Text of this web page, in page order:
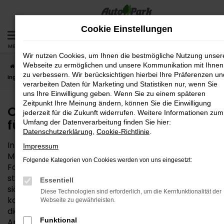
Zum
springen
MENÜ
Startseite Ingolstadt Opel
Opel Crossland – die gute Wahl für
Ingolstadt
Opel Crossland – die gute Wahl
für Ingolstadt
Interesse an einem Opel Crossland? Für Ihre
Mobilität in Ingolstadt und Umgebung ist dieses
Fahrzeug ganz sicher eine gute Wahl. Die Qualität
steht beim Hersteller Opel außer Frage und zeigt
sich in vollem Umfang auch im Crossland. Hinzu
kommt ein fairer Preis und die Vielseitigkeit, die
dieses Modell so passend für nahezu alle
Cookie Einstellungen
Wir nutzen Cookies, um Ihnen die bestmögliche Nutzung
Webseite zu ermöglichen und unsere Kommunikation mit Ihnen
zu verbessern. Wir berücksichtigen hierbei Ihre Präferenzen
verarbeiten Daten für Marketing und Statistiken nur, wenn Sie
uns Ihre Einwilligung geben. Wenn Sie zu einem späteren
Zeitpunkt Ihre Meinung ändern, können Sie die Einwilligung
jederzeit für die Zukunft widerrufen. Weitere Informationen zum
Umfang der Datenverarbeitung finden Sie hier:
Datenschutzerklärung Cookie-Richtlinie
Impressum
Folgende Kategorien von Cookies werden von uns eingesetzt:
Essentiell
Diese Technologien sind erforderlich, um die Kernfunktionalität der
Webseite zu gewährleisten.
Funktional